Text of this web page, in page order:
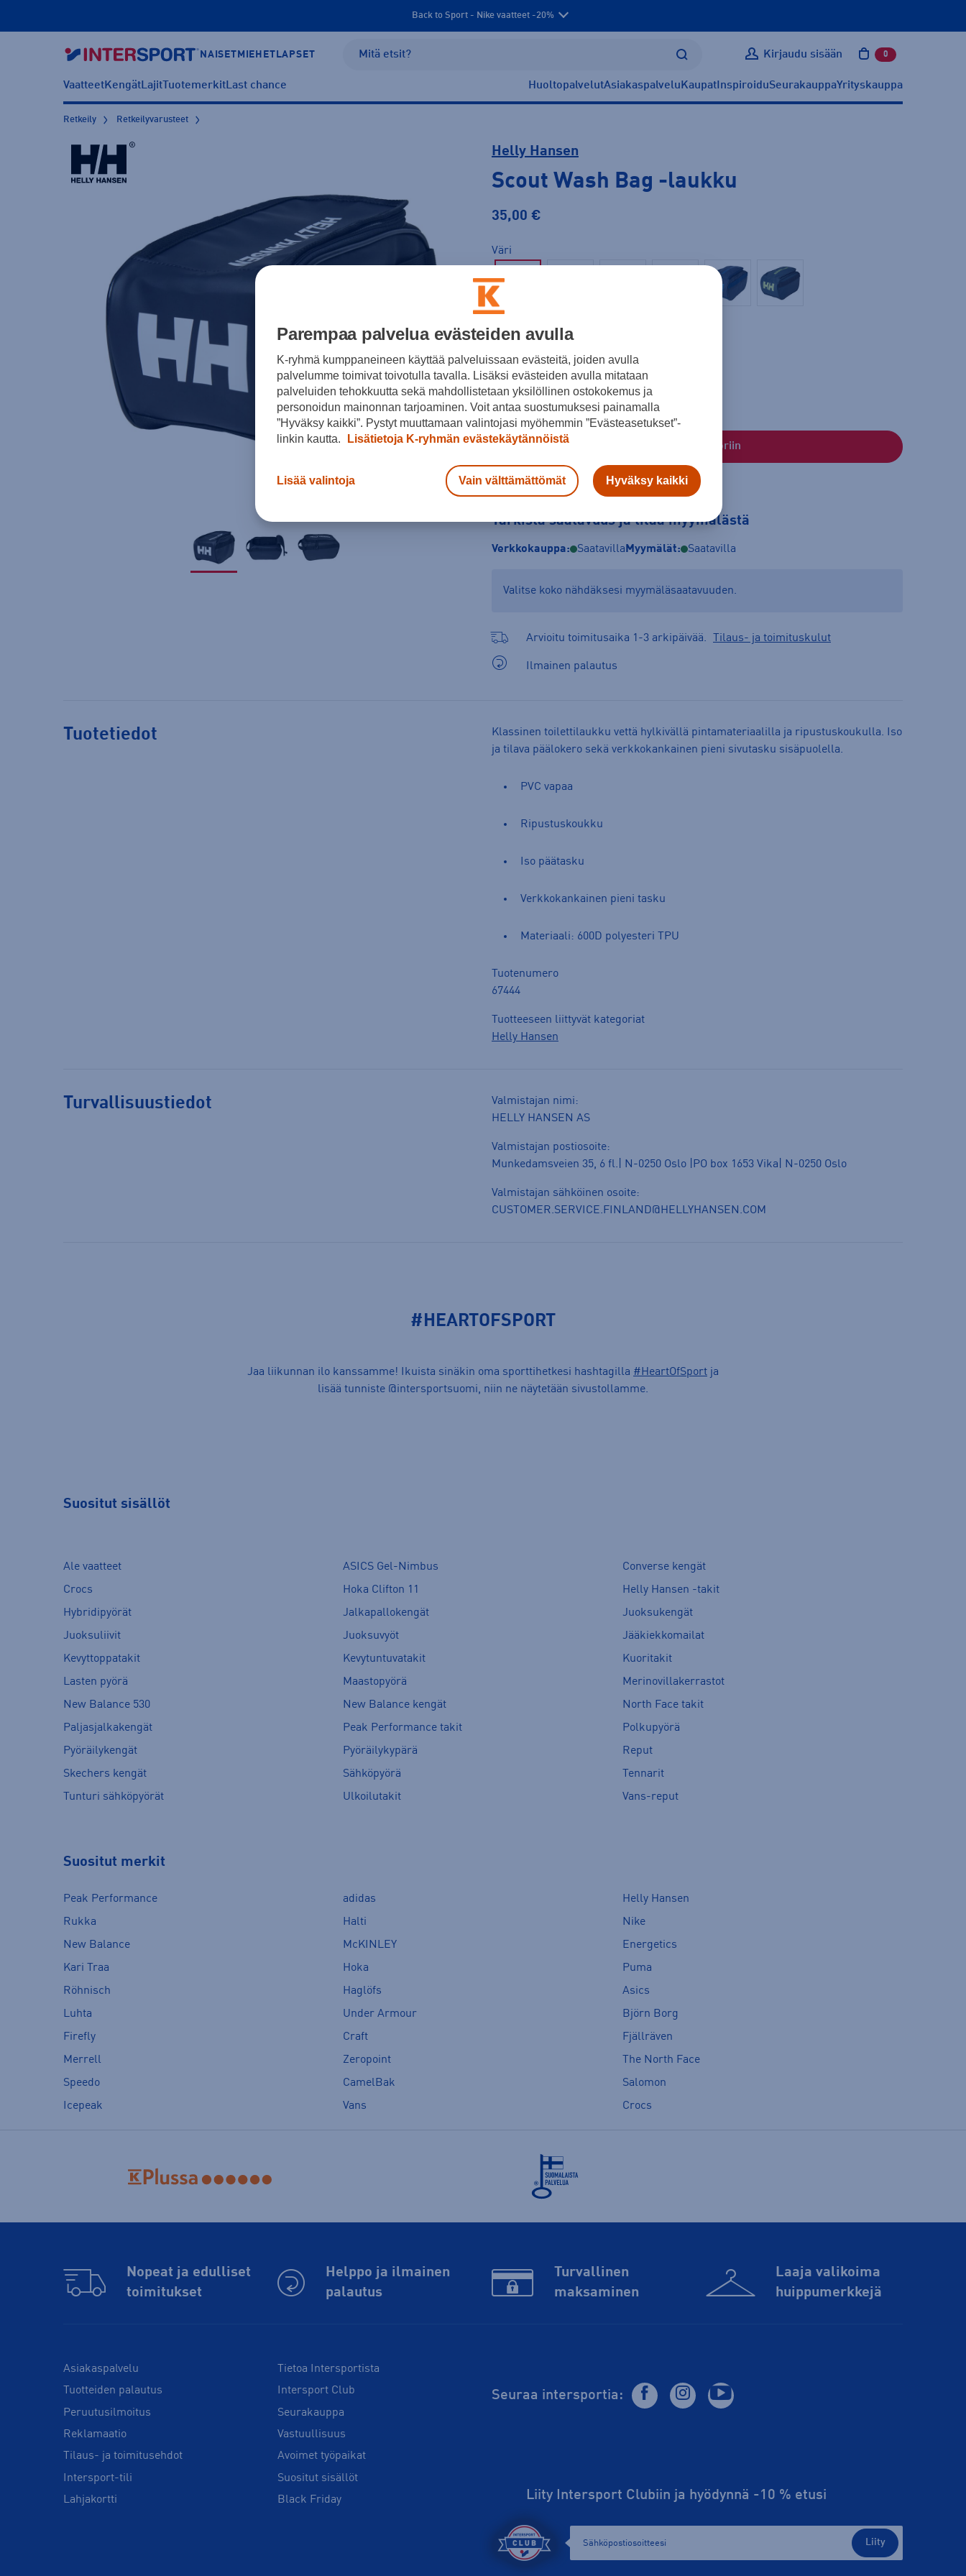
Back to Sport - Nike vaatteet -20%
NAISET MIEHET LAPSET Kirjaudu sisään 0 tuotetta
VaatteetKengätLajitTuotemerkitLast chance HuoltopalvelutAsiakaspalvelu Kaupat InspiroiduSeurakauppaYrityskauppa
Retkeily Retkeilyvarusteet
Helly Hansen
Scout Wash Bag -laukku
35,00 €
Väri
ONES
Lisää ostoskoriin
Tarkista saatavuus ja tilaa myymälästä
Verkkokauppa: Saatavilla Myymälät: Saatavilla
Valitse koko nähdäksesi myymäläsaatavuuden.
Arvioitu toimitusaika 1-3 arkipäivää. Tilaus- ja toimituskulut
Ilmainen palautus
Tuotetiedot
Klassinen toilettilaukku vettä hylkivällä pintamateriaalilla ja ripustuskoukulla. Iso
ja tilava päälokero sekä verkkokankainen pieni sivutasku sisäpuolella.
PVC vapaa
Ripustuskoukku
Iso päätasku
Verkkokankainen pieni tasku
Materiaali: 600D polyesteri TPU
Tuotenumero
67444
Tuotteeseen liittyvät kategoriat
Helly Hansen
Turvallisuustiedot
Valmistajan nimi:
HELLY HANSEN AS
Valmistajan postiosoite:
Munkedamsveien 35, 6 fl.| N-0250 Oslo |PO box 1653 Vika| N-0250 Oslo
Valmistajan sähköinen osoite:
CUSTOMER.SERVICE.FINLAND@HELLYHANSEN.COM
#HEARTOFSPORT
Jaa liikunnan ilo kanssamme! Ikuista sinäkin oma sporttihetkesi hashtagilla #HeartOfSport ja
lisää tunniste @intersportsuomi, niin ne näytetään sivustollamme.
Suositut sisällöt
Ale vaatteet ASICS Gel-Nimbus
Converse kengät
Crocs
Hoka Clifton 11
Helly Hansen -takit
Hybridipyörät
Jalkapallokengät
Juoksukengät
Juoksuliivit
Juoksuvyöt
Jääkiekkomailat
Kevyttoppatakit
Kevytuntuvatakit
Kuoritakit
Lasten pyörä
Maastopyörä
Merinovillakerrastot
New Balance 530
New Balance kengät
North Face takit
Paljasjalkakengät
Peak Performance takit
Polkupyörä
Pyöräilykengät
Pyöräilykypärä
Reput
Skechers kengät
Sähköpyörä
Tennarit
Tunturi sähköpyörät
Ulkoilutakit Vans-reput
Suositut merkit
Peak Performance adidas
Helly Hansen
Rukka
Halti
Nike
New Balance
McKINLEY
Energetics
Kari Traa
Hoka
Puma
Röhnisch
Haglöfs
Asics
Luhta
Under Armour
Björn Borg
Firefly
Craft
Fjällräven
Merrell
Zeropoint
The North Face
Speedo
CamelBak
Salomon
Icepeak
Vans Crocs
Nopeat ja edulliset
toimitukset
Helppo ja ilmainen
palautus
Turvallinen
maksaminen
Laaja valikoima
huippu­merkkejä
Asiakaspalvelu
Tuotteiden palautus
Peruutusilmoitus
Reklamaatio
Tilaus- ja toimitusehdot
Intersport-tili
Lahjakortti
Tietoa Intersportista
Intersport Club
Seurakauppa
Vastuullisuus
Avoimet työpaikat
Suositut sisällöt
Black Friday
Seuraa intersportia:
Liity Intersport Clubiin ja hyödynnä -10 % etusi
Liity
Parempaa palvelua evästeiden avulla
K-ryhmä kumppaneineen käyttää palveluissaan evästeitä, joiden avulla
palvelumme toimivat toivotulla tavalla. Lisäksi evästeiden avulla mitataan
palveluiden tehokkuutta sekä mahdollistetaan yksilöllinen ostokokemus ja
personoidun mainonnan tarjoaminen. Voit antaa suostumuksesi painamalla
”Hyväksy kaikki”. Pystyt muuttamaan valintojasi myöhemmin ”Evästeasetukset”-
linkin kautta.
Lisätietoja K-ryhmän evästekäytännöistä
Lisää valintoja Vain välttämättömät Hyväksy kaikki